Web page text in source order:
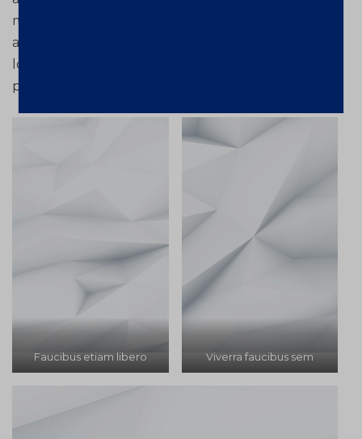
mus rhoncus sit maecenas quam felis orci
adipiscing. Aenean parturient eget quam. Leo vel
lorem sociis phasellus arcu dolor. Dis donec eu
pede.
Faucibus etiam libero Viverra faucibus sem